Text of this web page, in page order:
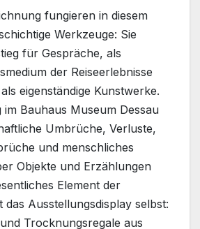
fungieren in diesem
Werkzeuge: Sie
für Gespräche, als
der Reiseerlebnisse
eigenständige Kunstwerke.
im Bauhaus Museum Dessau
Umbrüche, Verluste,
und menschliches
Objekte und Erzählungen
Element der
das Ausstellungsdisplay selbst:
Trocknungsregale aus